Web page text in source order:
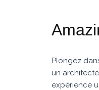
Plongez
un
expérience